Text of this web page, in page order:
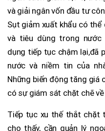
và giải ngân vốn đầu tư
Sụt giảm xuất khẩu có
và tiêu dùng trong
dụng tiếp tục chậm lại,đã
nước và niềm tin của
Những biến động tăng giá
có sự giám sát chặt chẽ về
Tiếp tục xu thế thắt chặt
cho thấy, cần quản lý